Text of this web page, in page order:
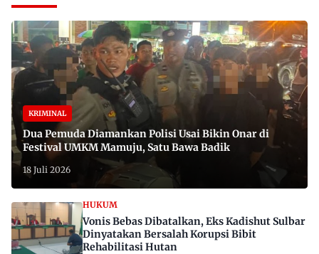
KRIMINAL
Dua Pemuda Diamankan Polisi Usai Bikin Onar di
Festival UMKM Mamuju, Satu Bawa Badik
18 Juli 2026
HUKUM
Vonis Bebas Dibatalkan, Eks Kadishut Sulbar
Dinyatakan Bersalah Korupsi Bibit
Rehabilitasi Hutan